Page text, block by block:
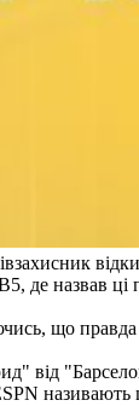
де назвав
що
від
називають